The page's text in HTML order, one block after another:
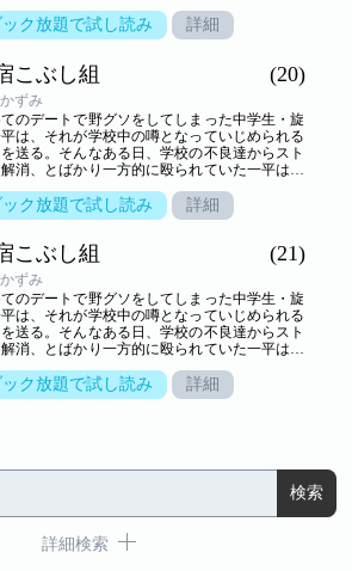
と、幼稚園児・乱子と出会い……！？いじめ
子の一平が拳法の修業に励んで強くなり、さ
長していく姿を描いた青春熱血格闘アクション
ック放題で試し読み 詳細
こぶし組 (20)
ずみ
のデートで野グソをしてしまった中学生・旋
は、それが学校中の噂となっていじめられる
送る。そんなある日、学校の不良達からスト
消、とばかり一方的に殴られていた一平は、
と、幼稚園児・乱子と出会い……！？いじめ
子の一平が拳法の修業に励んで強くなり、さ
長していく姿を描いた青春熱血格闘アクション
ック放題で試し読み 詳細
こぶし組 (21)
ずみ
のデートで野グソをしてしまった中学生・旋
は、それが学校中の噂となっていじめられる
送る。そんなある日、学校の不良達からスト
消、とばかり一方的に殴られていた一平は、
と、幼稚園児・乱子と出会い……！？いじめ
子の一平が拳法の修業に励んで強くなり、さ
ック放題で試し読み 詳細
詳細検索